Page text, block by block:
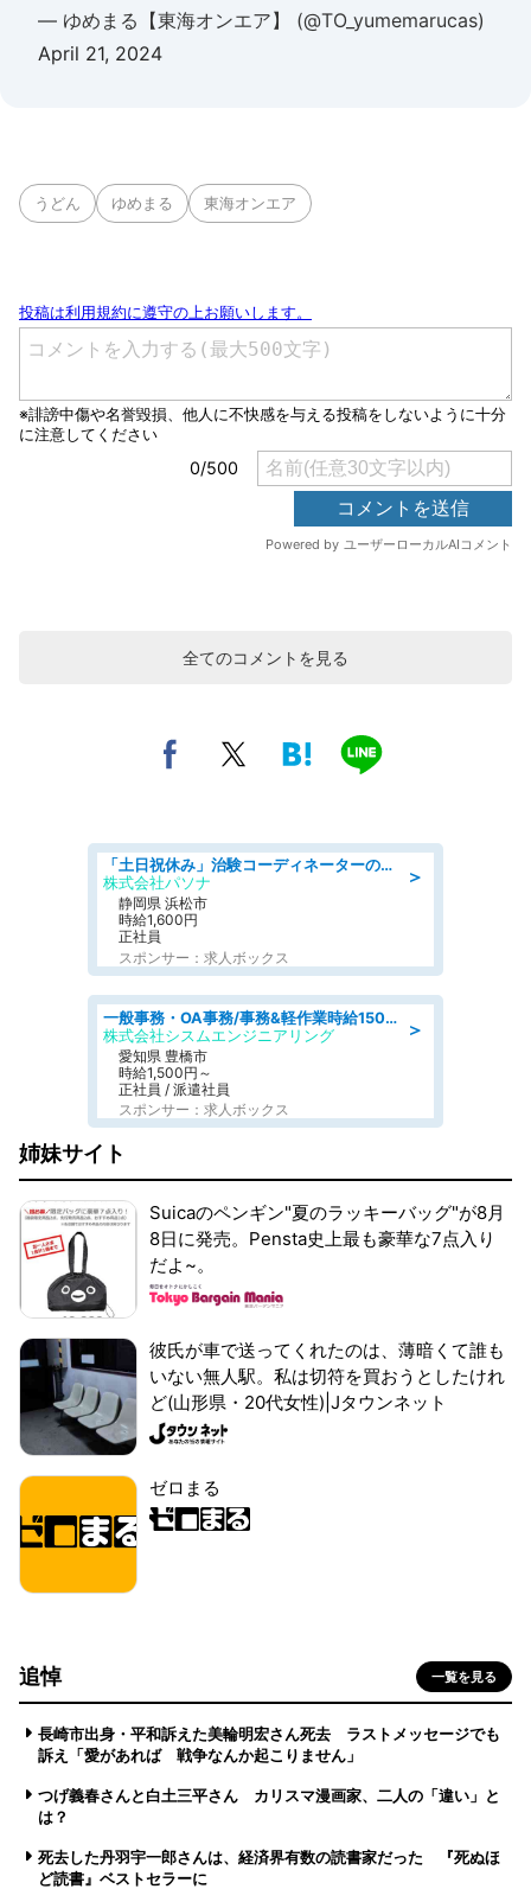
— ゆめまる【東海オンエア】 (@TO_yumemarucas)
April 21, 2024
うどん ゆめまる 東海オンエア
全てのコメントを見る
＞
「土日祝休み」治験コーディネーターのお仕事/未経験OK
株式会社パソナ
静岡県 浜松市
時給1,600円
正社員
スポンサー：求人ボックス
＞
一般事務・OA事務/事務&軽作業時給1500円土日祝休み各種社保完備
株式会社シスムエンジニアリング
愛知県 豊橋市
時給1,500円～
正社員 / 派遣社員
スポンサー：求人ボックス
姉妹サイト
Suicaのペンギン"夏のラッキーバッグ"が8月
8日に発売。Pensta史上最も豪華な7点入り
だよ~。
彼氏が車で送ってくれたのは、薄暗くて誰も
いない無人駅。私は切符を買おうとしたけれ
ど(山形県・20代女性)|Jタウンネット
ゼロまる
追悼 一覧を見る
長崎市出身・平和訴えた美輪明宏さん死去 ラストメッセージでも
訴え「愛があれば 戦争なんか起こりません」
つげ義春さんと白土三平さん カリスマ漫画家、二人の「違い」と
は？
死去した丹羽宇一郎さんは、経済界有数の読書家だった 『死ぬほ
ど読書』ベストセラーに